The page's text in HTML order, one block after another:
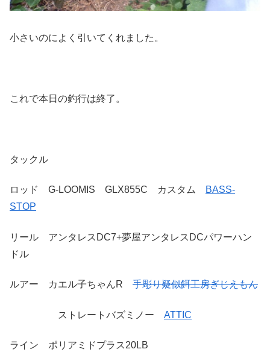
小さいのによく引いてくれました。
これで本日の釣行は終了。
タックル
ロッド G-LOOMIS GLX855C カスタム
BASS-
STOP
リール アンタレスDC7+夢屋アンタレスDCパワーハン
ドル
ルアー カエル子ちゃんR 手彫り疑似餌工房ぎじえもん
ストレートバズミノー ATTIC
ライン ポリアミドプラス20LB